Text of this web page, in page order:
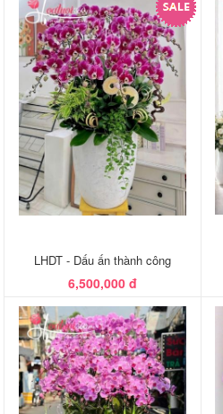
LHDT - Dấu ấn thành công
6,500,000 đ